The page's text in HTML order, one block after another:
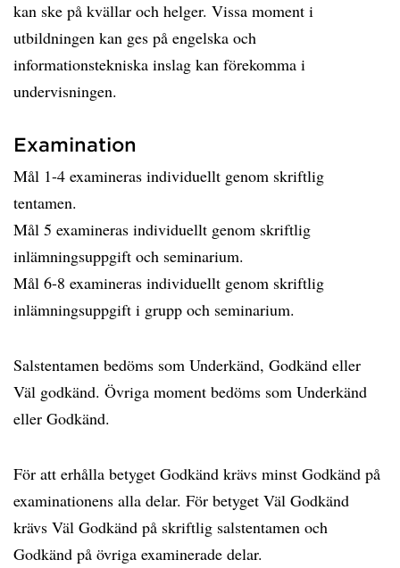
kan ske på kvällar och helger. Vissa moment i
utbildningen kan ges på engelska och
informationstekniska inslag kan förekomma i
undervisningen.
Examination
Mål 1-4 examineras individuellt genom skriftlig
tentamen.
Mål 5 examineras individuellt genom skriftlig
inlämningsuppgift och seminarium.
Mål 6-8 examineras individuellt genom skriftlig
inlämningsuppgift i grupp och seminarium.
Salstentamen bedöms som Underkänd, Godkänd eller
Väl godkänd. Övriga moment bedöms som Underkänd
eller Godkänd.
För att erhålla betyget Godkänd krävs minst Godkänd på
examinationens alla delar. För betyget Väl Godkänd
krävs Väl Godkänd på skriftlig salstentamen och
Godkänd på övriga examinerade delar.